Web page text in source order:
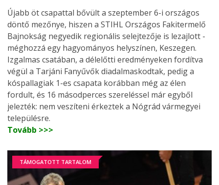
Újabb öt csapattal bővült a szeptember 6-i országos
döntő mezőnye, hiszen a STIHL Országos Fakitermelő
Bajnokság negyedik regionális selejtezője is lezajlott -
méghozzá egy hagyományos helyszínen, Keszegen.
Izgalmas csatában, a délelőtti eredményeken fordítva
végül a Tarjáni Fanyűvők diadalmaskodtak, pedig a
kóspallagiak 1-es csapata korábban még az élen
fordult, és 16 másodperces szereléssel már egyből
jelezték: nem veszíteni érkeztek a Nógrád vármegyei
településre.
Tovább >>>
TÁMOGATOTT TARTALOM